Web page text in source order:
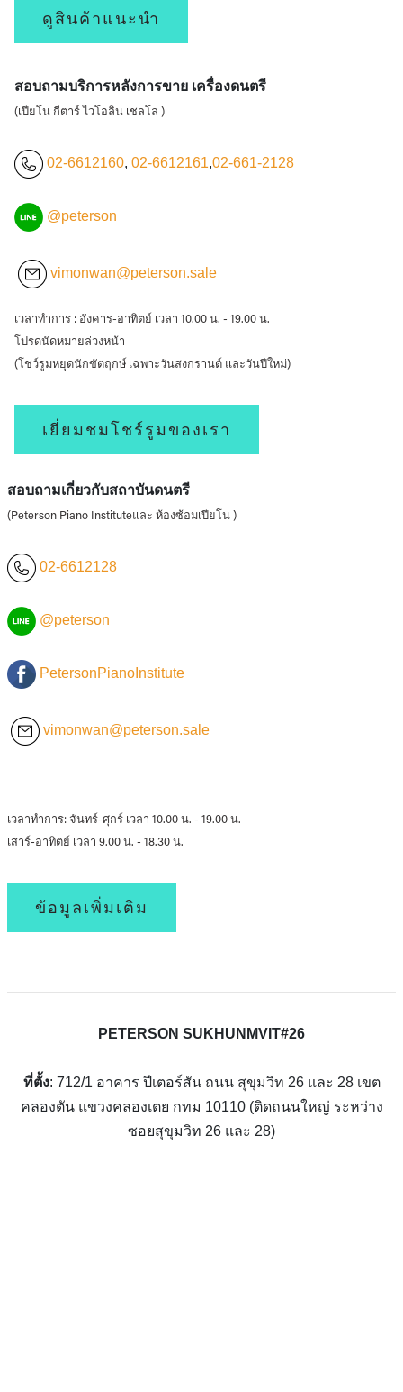
ดูสินค้าแนะนำ
สอบถามบริการหลังการขาย เครื่องดนตรี
(เปียโน กีตาร์ ไวโอลิน เชลโล )
02-6612160, 02-6612161,02-661-2128
@peterson
vimonwan@peterson.sale
เวลาทำการ : อังคาร-อาทิตย์ เวลา 10.00 น. - 19.00 น.
โปรดนัดหมายล่วงหน้า
(โชว์รูมหยุดนักขัตฤกษ์ เฉพาะวันสงกรานต์ และวันปีใหม่)
เยี่ยมชมโชร์รูมของเรา
สอบถามเกี่ยวกับสถาบันดนตรี
(Peterson Piano Instituteและ ห้องซ้อมเปียโน )
02-6612128
@peterson
PetersonPianoInstitute
vimonwan@peterson.sale
เวลาทำการ: จันทร์-ศุกร์ เวลา 10.00 น. - 19.00 น.
เสาร์-อาทิตย์ เวลา 9.00 น. - 18.30 น.
ข้อมูลเพิ่มเติม
PETERSON SUKHUNMVIT#26
ที่ตั้ง: 712/1 อาคาร ปีเตอร์สัน ถนน สุขุมวิท 26 และ 28 เขต
คลองตัน แขวงคลองเตย กทม 10110 (ติดถนนใหญ่ ระหว่าง
ซอยสุขุมวิท 26 และ 28)